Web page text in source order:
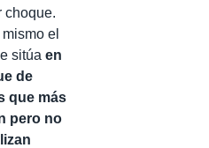
choque.
el
sitúa en
de
que más
pero no